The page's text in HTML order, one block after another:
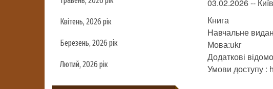
Квітень, 2026 рік
Березень, 2026 рік
Лютий, 2026 рік
03.02.2026 --
Книга
Навчальне
Мова:ukr
Додаткові
Умови доступу :